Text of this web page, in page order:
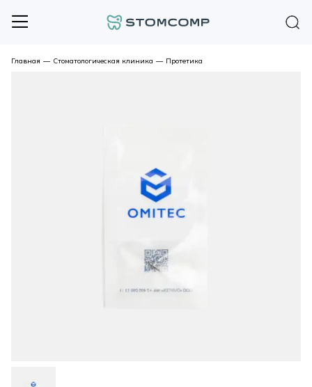
Главная — Стоматологическая клиника — Протетика